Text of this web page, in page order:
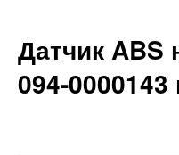
Датчик ABS
094-